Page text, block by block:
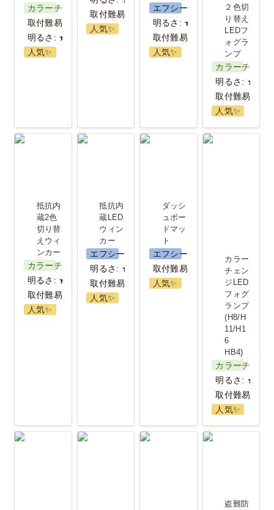
カラーチェンジ
取付難易度: ★★★
明るさ: ★★
人気✨️
取付難易度:★★
人気✨️
エフシーエル
明るさ: ★★
取付難易度：★
人気✨️
２色切
り替え
LEDフ
ォグラ
ンプ
カラーチェン
明るさ: ★★★
取付難易度
人気✨️
抵抗内蔵2色
抵抗内
蔵2色
切り替
えウィ
ンカー
カラーチェンジ
明るさ: ★★
取付難易度: ★★★
人気✨️
抵抗内蔵
抵抗内
蔵LED
ウィン
カー
エフシーエル
明るさ: ★★
取付難易度：★
人気✨️
ダッシュボ
ダッシ
ュボー
ドマッ
ト
エフシーエル
取付難易度：★
人気✨️
カラーチェ
カラー
チェン
ジLED
フォグ
ランプ
(H8/H
11/H1
6
HB4)
カラーチェン
明るさ: ★★★
取付難易度：
人気✨️
トリプルチ
L1B LEDフ
LEDヘッド
盗難防止用
盗難防